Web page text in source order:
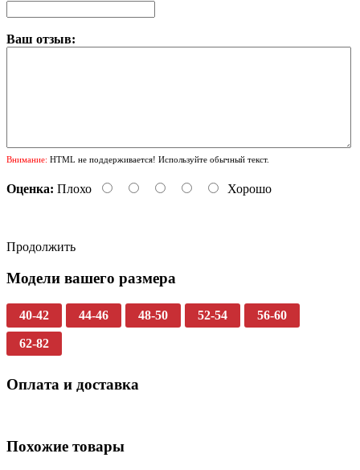
Ваш отзыв:
Внимание: HTML не поддерживается! Используйте обычный текст.
Оценка: Плохо Хорошо
Продолжить
Модели вашего размера
40-42 44-46 48-50 52-54 56-60
62-82
Оплата и доставка
Похожие товары